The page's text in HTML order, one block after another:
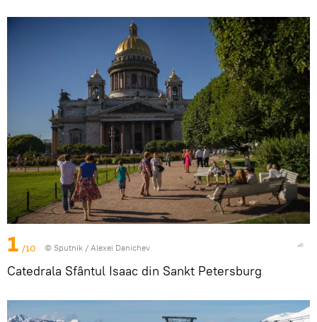
1 /10 © Sputnik / Alexei Danichev
Catedrala Sfântul Isaac din Sankt Petersburg